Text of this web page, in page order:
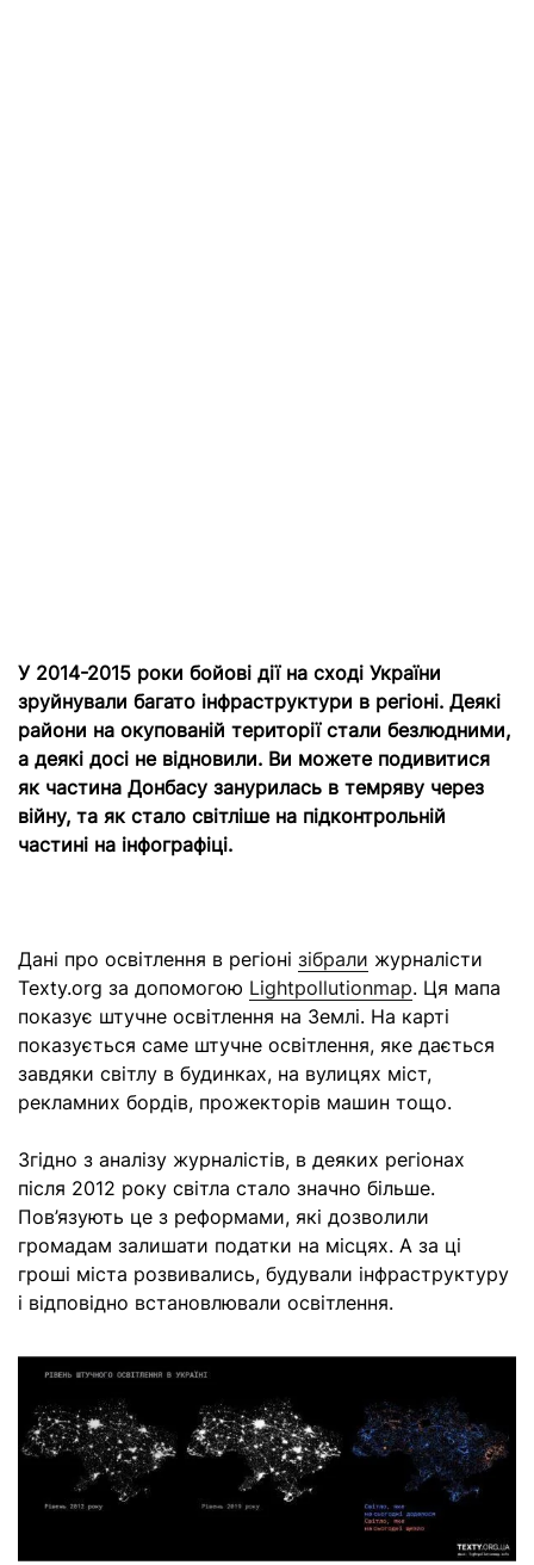
У 2014-2015 роки бойові дії на сході України
зруйнували багато інфраструктури в регіоні. Деякі
райони на окупованій території стали безлюдними,
а деякі досі не відновили. Ви можете подивитися
як частина Донбасу занурилась в темряву через
війну, та як стало світліше на підконтрольній
частині на інфографіці.
Дані про освітлення в регіоні зібрали журналісти
Texty.org за допомогою Lightpollutionmap. Ця мапа
показує штучне освітлення на Землі. На карті
показується саме штучне освітлення, яке дається
завдяки світлу в будинках, на вулицях міст,
рекламних бордів, прожекторів машин тощо.
Згідно з аналізу журналістів, в деяких регіонах
після 2012 року світла стало значно більше.
Пов’язують це з реформами, які дозволили
громадам залишати податки на місцях. А за ці
гроші міста розвивались, будували інфраструктуру
і відповідно встановлювали освітлення.